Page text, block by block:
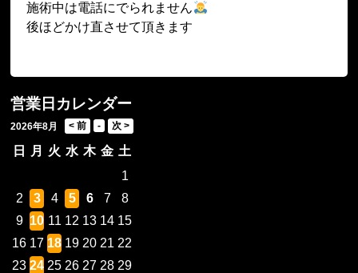
施術中は電話にでられません
後ほどかけ直させて頂きます
営業日カレンダー
2026年8月
日 月 火 水 木 金 土
1
2
3 4 5 6 7
8
9 10 11 12 13 14 15
16 17 18 19 20 21 22
23 24 25 26 27 28 29